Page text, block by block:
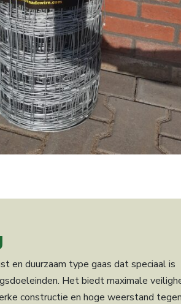
en duurzaam type gaas dat speciaal is
Het biedt maximale
constructie en hoge weerstand